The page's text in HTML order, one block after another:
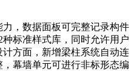
，数据面板可完整记录构件
标准样式库，同时允许用户
方面，新增梁柱系统自动连
幕墙单元可进行非标形态编